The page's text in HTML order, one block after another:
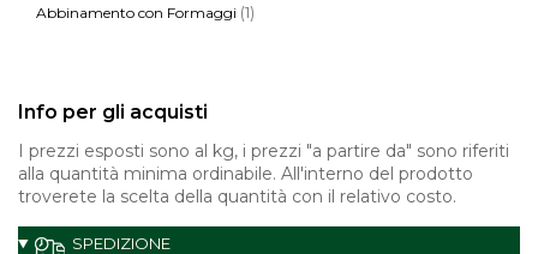
Abbinamento con Formaggi (1)
Info per gli acquisti
I prezzi esposti sono al kg, i prezzi "a partire da" sono riferiti
alla quantità minima ordinabile. All'interno del prodotto
troverete la scelta della quantità con il relativo costo.
SPEDIZIONE